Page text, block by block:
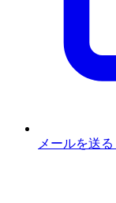
メールを送る